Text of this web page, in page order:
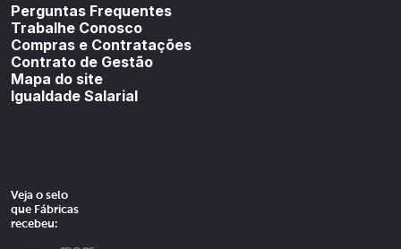
Perguntas Frequentes
Trabalhe Conosco
Compras e Contratações
Contrato de Gestão
Mapa do site
Igualdade Salarial
Veja o selo
que Fábricas
recebeu: